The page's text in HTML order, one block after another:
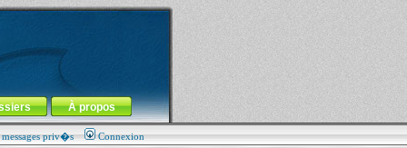
À propos
priv�s Connexion